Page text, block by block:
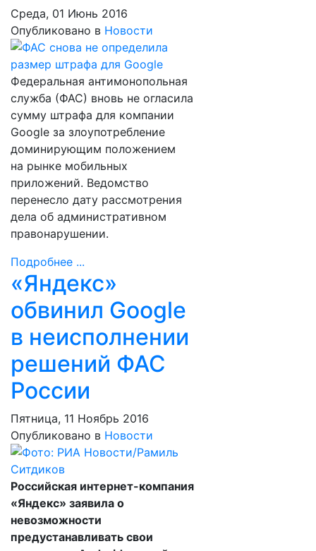
Среда, 01 Июнь 2016
Опубликовано в Новости
Федеральная антимонопольная
служба (ФАС) вновь не огласила
сумму штрафа для компании
Google за злоупотребление
доминирующим положением
на рынке мобильных
приложений. Ведомство
перенесло дату рассмотрения
дела об административном
правонарушении.
Подробнее ...
«Яндекс»
обвинил Google
в неисполнении
решений ФАС
России
Пятница, 11 Ноябрь 2016
Опубликовано в Новости
Российская интернет-компания
«Яндекс» заявила о
невозможности
предустанавливать свои